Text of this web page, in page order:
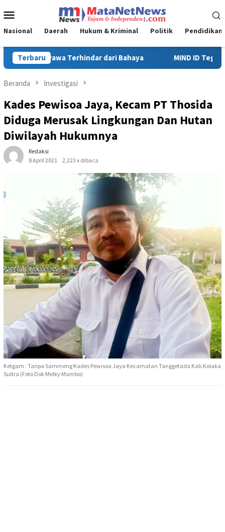
ke
Mobile
Nasional Daerah Hukum & Kriminal Politik Pendidikan
Terbaru
MIND ID Tegaskan Dukungan Penuh Bagi PT Vale di
Beranda Investigasi
Kades Pewisoa Jaya, Kecam PT Thosida
Diduga Merusak Lingkungan Dan Hutan
Diwilayah Hukumnya
Redaksi
8 April 2021
2,223 x dibaca
Ketgam : Tanpa Sammeng Kades Pewisoa Jaya Kecamatan Tanggetada Kab.Kolaka
Sultra (Foto Dok Melky Mambo)